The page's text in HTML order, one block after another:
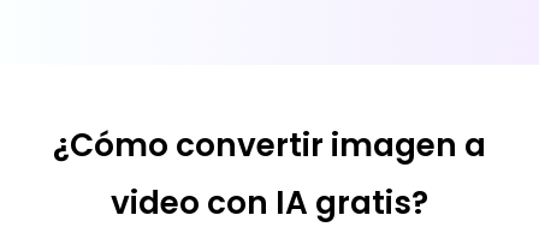
¿Cómo convertir imagen a
video con IA gratis?